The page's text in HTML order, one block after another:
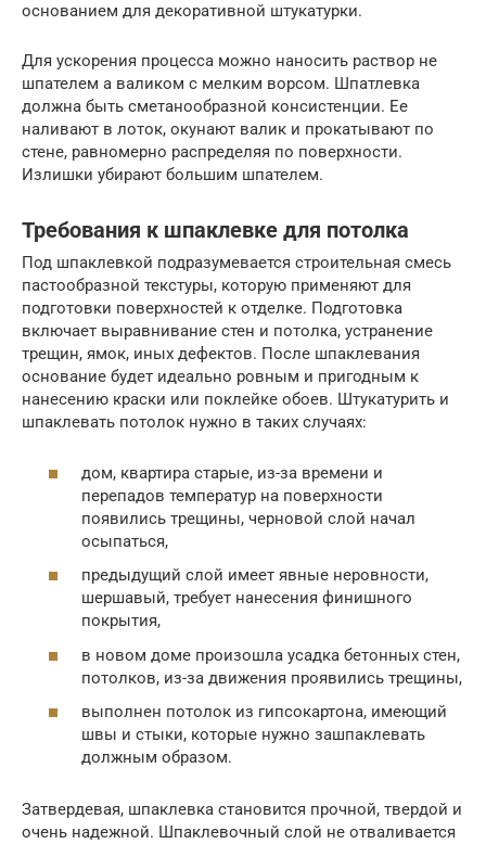
основанием для декоративной штукатурки.
Для ускорения процесса можно наносить раствор не
шпателем а валиком с мелким ворсом. Шпатлевка
должна быть сметанообразной консистенции. Ее
наливают в лоток, окунают валик и прокатывают по
стене, равномерно распределяя по поверхности.
Излишки убирают большим шпателем.
Требования к шпаклевке для потолка
Под шпаклевкой подразумевается строительная смесь
пастообразной текстуры, которую применяют для
подготовки поверхностей к отделке. Подготовка
включает выравнивание стен и потолка, устранение
трещин, ямок, иных дефектов. После шпаклевания
основание будет идеально ровным и пригодным к
нанесению краски или поклейке обоев. Штукатурить и
шпаклевать потолок нужно в таких случаях:
дом, квартира старые, из-за времени и
перепадов температур на поверхности
появились трещины, черновой слой начал
осыпаться,
предыдущий слой имеет явные неровности,
шершавый, требует нанесения финишного
покрытия,
в новом доме произошла усадка бетонных стен,
потолков, из-за движения проявились трещины,
выполнен потолок из гипсокартона, имеющий
швы и стыки, которые нужно зашпаклевать
должным образом.
Затвердевая, шпаклевка становится прочной, твердой и
очень надежной. Шпаклевочный слой не отваливается